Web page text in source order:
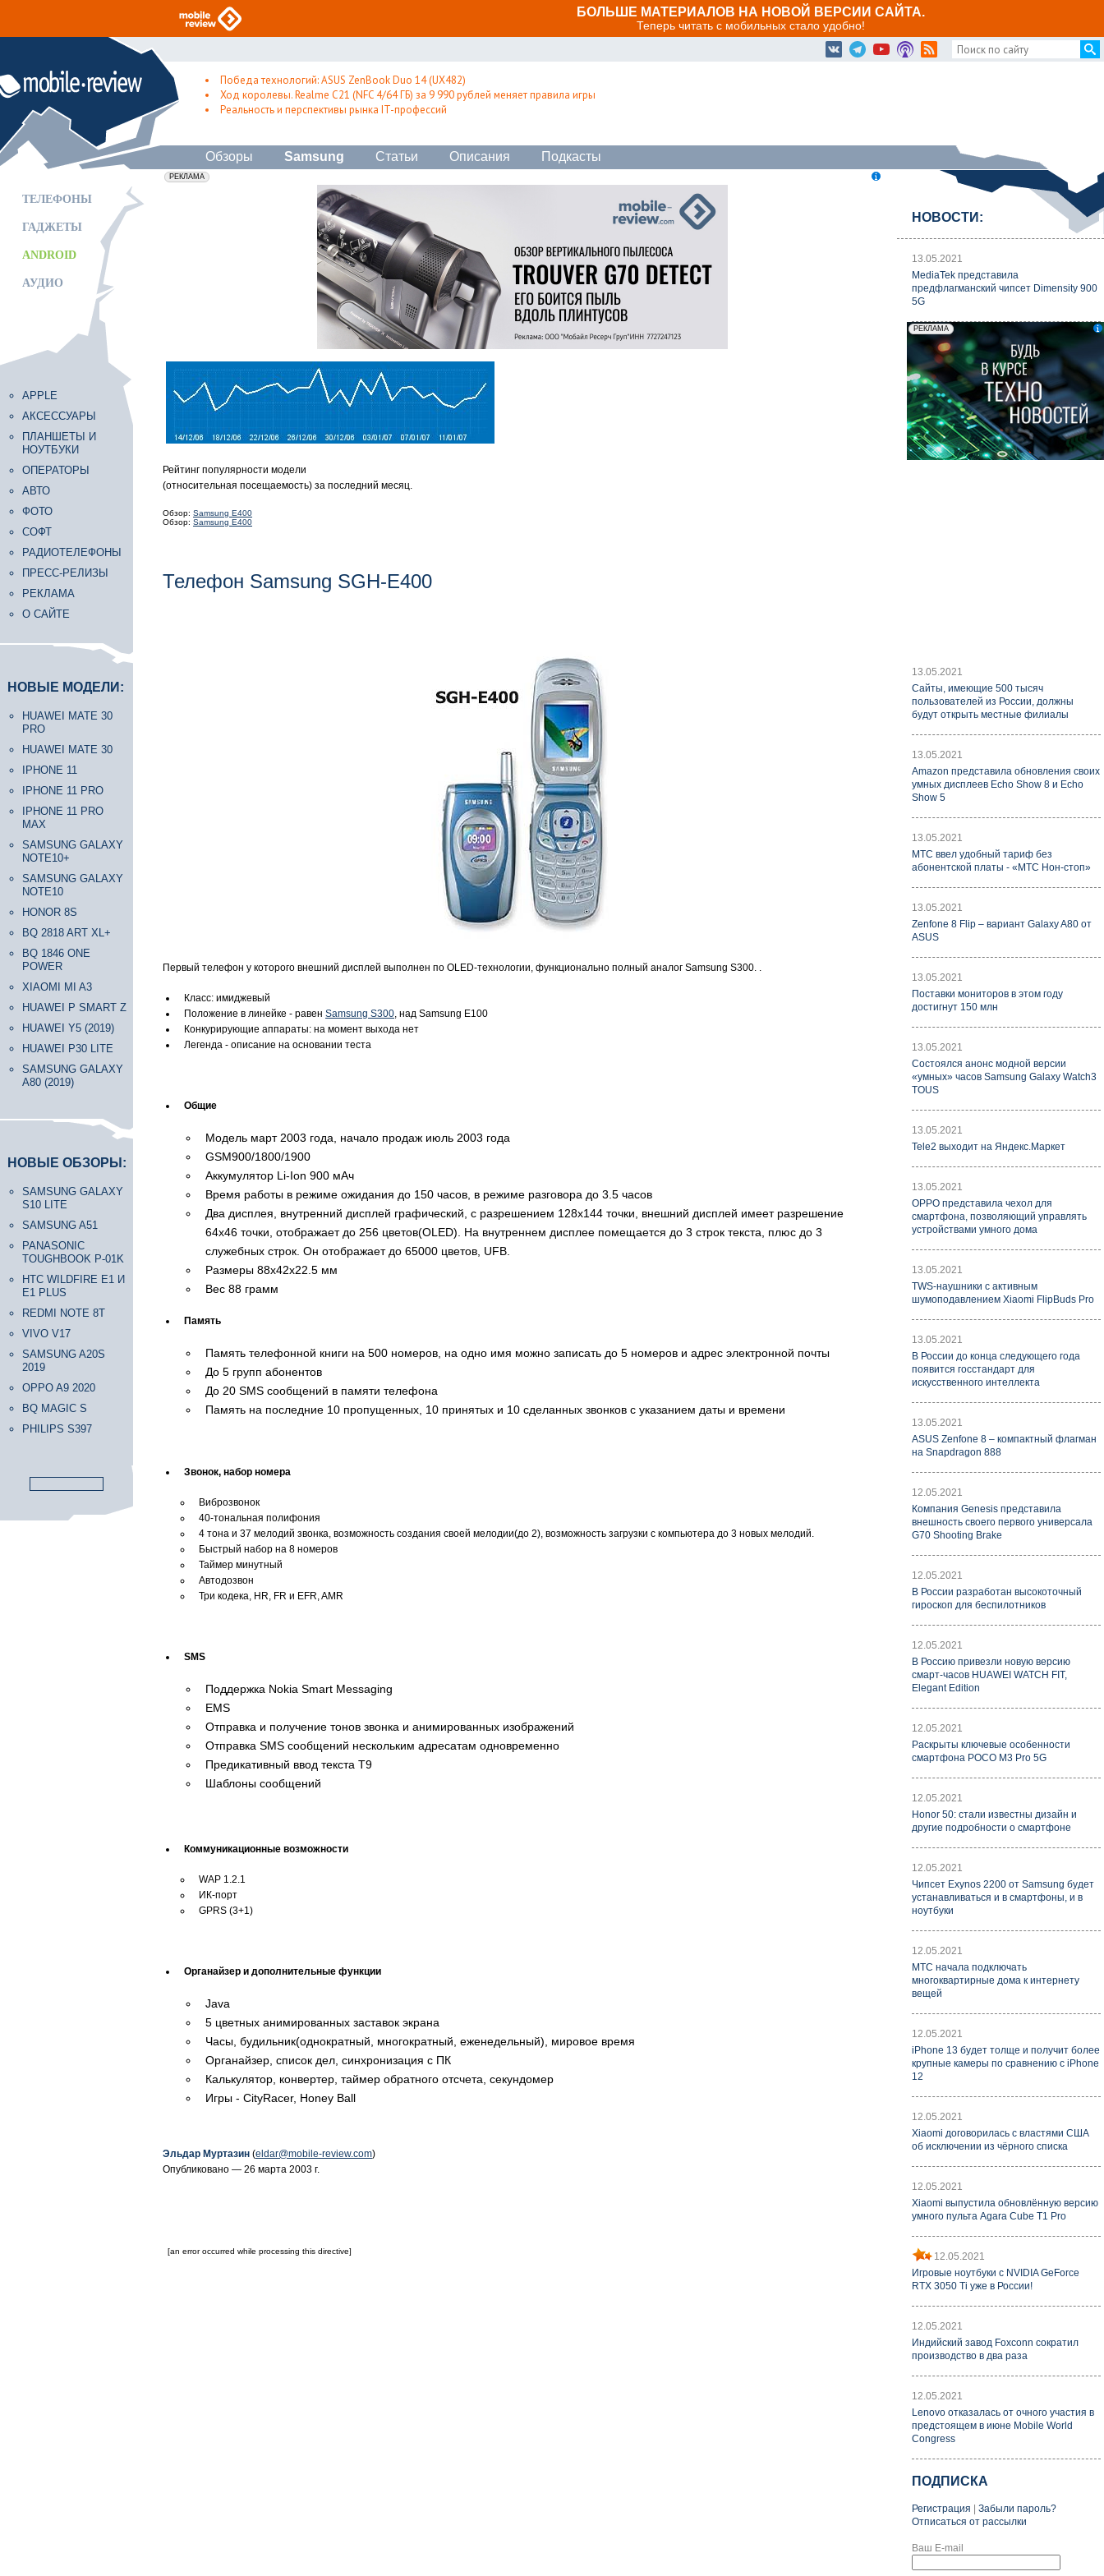
БОЛЬШЕ МАТЕРИАЛОВ НА НОВОЙ ВЕРСИИ САЙТА.
Теперь читать с мобильных стало удобно!
Победа технологий: ASUS ZenBook Duo 14 (UX482)
Ход королевы. Realme C21 (NFC 4/64 ГБ) за 9 990 рублей меняет правила игры
Реальность и перспективы рынка IT-профессий
Обзоры Samsung Статьи Описания Подкасты
ТЕЛЕФОНЫ
ГАДЖЕТЫ
ANDROID
АУДИО
APPLE
АКСЕССУАРЫ
ПЛАНШЕТЫ И
НОУТБУКИ
ОПЕРАТОРЫ
АВТО
ФОТО
СОФТ
РАДИОТЕЛЕФОНЫ
ПРЕСС-РЕЛИЗЫ
РЕКЛАМА
О САЙТЕ
НОВЫЕ МОДЕЛИ:
HUAWEI MATE 30
PRO
HUAWEI MATE 30
IPHONE 11
IPHONE 11 PRO
IPHONE 11 PRO
MAX
SAMSUNG GALAXY
NOTE10+
SAMSUNG GALAXY
NOTE10
HONOR 8S
BQ 2818 ART XL+
BQ 1846 ONE
POWER
XIAOMI MI A3
HUAWEI P SMART Z
HUAWEI Y5 (2019)
HUAWEI P30 LITE
SAMSUNG GALAXY
A80 (2019)
НОВЫЕ ОБЗОРЫ:
SAMSUNG GALAXY
S10 LITE
SAMSUNG A51
PANASONIC
TOUGHBOOK P-01K
HTC WILDFIRE E1 И
E1 PLUS
REDMI NOTE 8T
VIVO V17
SAMSUNG A20S
2019
OPPO A9 2020
BQ MAGIC S
PHILIPS S397
erid: 2VfnxxmNzs5
РЕКЛАМА
Рейтинг популярности модели
(относительная посещаемость) за последний месяц.
Обзор: Samsung E400
Обзор: Samsung E400
Телефон Samsung SGH-E400
Первый телефон у которого внешний дисплей выполнен по OLED-технологии, функционально полный аналог Samsung S300. .
Класс: имиджевый
Положение в линейке - равен Samsung S300, над Samsung E100
Конкурирующие аппараты: на момент выхода нет
Легенда - описание на основании теста
Общие
Модель март 2003 года, начало продаж июль 2003 года
GSM900/1800/1900
Аккумулятор Li-Ion 900 мАч
Время работы в режиме ожидания до 150 часов, в режиме разговора до 3.5 часов
Два дисплея, внутренний дисплей графический, с разрешением 128х144 точки, внешний дисплей имеет разрешение
64х46 точки, отображает до 256 цветов(OLED). На внутреннем дисплее помещается до 3 строк текста, плюс до 3
служебных строк. Он отображает до 65000 цветов, UFB.
Размеры 88х42х22.5 мм
Вес 88 грамм
Память
Память телефонной книги на 500 номеров, на одно имя можно записать до 5 номеров и адрес электронной почты
До 5 групп абонентов
До 20 SMS сообщений в памяти телефона
Память на последние 10 пропущенных, 10 принятых и 10 сделанных звонков с указанием даты и времени
Звонок, набор номера
Виброзвонок
40-тональная полифония
4 тона и 37 мелодий звонка, возможность создания своей мелодии(до 2), возможность загрузки с компьютера до 3 новых мелодий.
Быстрый набор на 8 номеров
Таймер минутный
Автодозвон
Три кодека, HR, FR и EFR, AMR
SMS
Поддержка Nokia Smart Messaging
EMS
Отправка и получение тонов звонка и анимированных изображений
Отправка SMS сообщений нескольким адресатам одновременно
Предикативный ввод текста Т9
Шаблоны сообщений
Коммуникационные возможности
WAP 1.2.1
ИК-порт
GPRS (3+1)
Органайзер и дополнительные функции
Java
5 цветных анимированных заставок экрана
Часы, будильник(однократный, многократный, еженедельный), мировое время
Органайзер, список дел, синхронизация с ПК
Калькулятор, конвертер, таймер обратного отсчета, секундомер
Игры - CityRacer, Honey Ball
Эльдар Муртазин (eldar@mobile-review.com)
Опубликовано — 26 марта 2003 г.
[an error occurred while processing this directive]
НОВОСТИ:
13.05.2021
MediaTek представила
предфлагманский чипсет Dimensity 900
5G
13.05.2021
Cайты, имеющие 500 тысяч
пользователей из России, должны
будут открыть местные филиалы
13.05.2021
Amazon представила обновления своих
умных дисплеев Echo Show 8 и Echo
Show 5
13.05.2021
МТС ввел удобный тариф без
абонентской платы - «МТС Нон-стоп»
13.05.2021
Zenfone 8 Flip – вариант Galaxy A80 от
ASUS
13.05.2021
Поставки мониторов в этом году
достигнут 150 млн
13.05.2021
Состоялся анонс модной версии
«умных» часов Samsung Galaxy Watch3
TOUS
13.05.2021
Tele2 выходит на Яндекс.Маркет
13.05.2021
OPPO представила чехол для
смартфона, позволяющий управлять
устройствами умного дома
13.05.2021
TWS-наушники с активным
шумоподавлением Xiaomi FlipBuds Pro
13.05.2021
В России до конца следующего года
появится госстандарт для
искусственного интеллекта
13.05.2021
ASUS Zenfone 8 – компактный флагман
на Snapdragon 888
12.05.2021
Компания Genesis представила
внешность своего первого универсала
G70 Shooting Brake
12.05.2021
В России разработан высокоточный
гироскоп для беспилотников
12.05.2021
В Россию привезли новую версию
смарт-часов HUAWEI WATCH FIT,
Elegant Edition
12.05.2021
Раскрыты ключевые особенности
смартфона POCO M3 Pro 5G
12.05.2021
Honor 50: стали известны дизайн и
другие подробности о смартфоне
12.05.2021
Чипсет Exynos 2200 от Samsung будет
устанавливаться и в смартфоны, и в
ноутбуки
12.05.2021
МТС начала подключать
многоквартирные дома к интернету
вещей
12.05.2021
iPhone 13 будет толще и получит более
крупные камеры по сравнению с iPhone
12
12.05.2021
Xiaomi договорилась с властями США
об исключении из чёрного списка
12.05.2021
Xiaomi выпустила обновлённую версию
умного пульта Agara Cube T1 Pro
12.05.2021
Игровые ноутбуки с NVIDIA GeForce
RTX 3050 Ti уже в России!
12.05.2021
Индийский завод Foxconn сократил
производство в два раза
12.05.2021
Lenovo отказалась от очного участия в
предстоящем в июне Mobile World
Congress
ПОДПИСКА
Регистрация
Забыли пароль?
Отписаться от рассылки
Ваш E-mail